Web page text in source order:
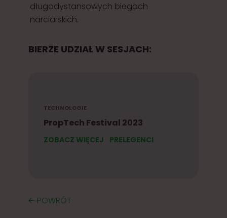
długodystansowych biegach
narciarskich.
BIERZE UDZIAŁ W SESJACH:
TECHNOLOGIE
PropTech Festival 2023
ZOBACZ WIĘCEJ PRELEGENCI
🡠 POWRÓT